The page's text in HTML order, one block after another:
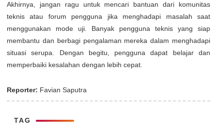
Akhirnya, jangan ragu untuk mencari bantuan dari komunitas
teknis atau forum pengguna jika menghadapi masalah saat
menggunakan mode uji. Banyak pengguna teknis yang siap
membantu dan berbagi pengalaman mereka dalam menghadapi
situasi serupa. Dengan begitu, pengguna dapat belajar dan
memperbaiki kesalahan dengan lebih cepat.
Reporter: Favian Saputra
TAG